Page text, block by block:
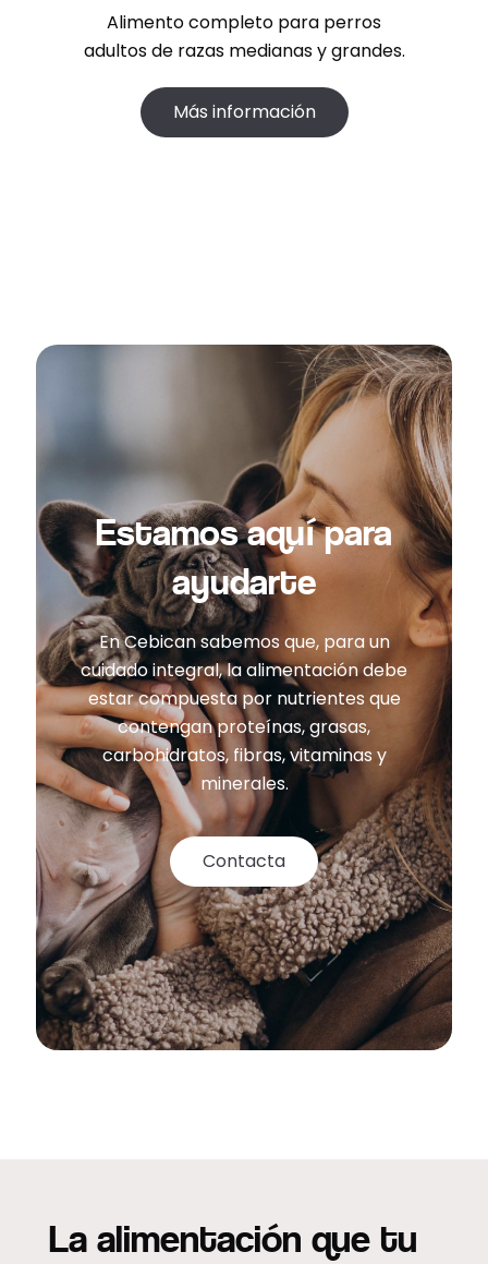
Alimento completo para perros
adultos de razas medianas y grandes.
Más información
Estamos aquí para
ayudarte
En Cebican sabemos que, para un
cuidado integral, la alimentación debe
estar compuesta por nutrientes que
contengan proteínas, grasas,
carbohidratos, fibras, vitaminas y
minerales.
Contacta
La alimentación que tu